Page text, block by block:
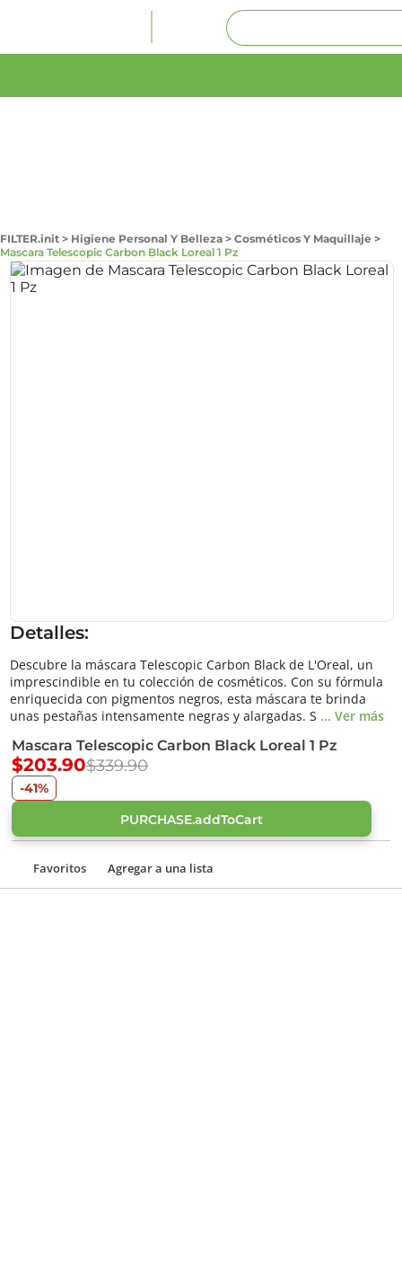
FILTER.init > Higiene Personal Y Belleza > Cosméticos Y Maquillaje >
Mascara Telescopic Carbon Black Loreal 1 Pz
Detalles:
Descubre la máscara Telescopic Carbon Black de L'Oreal, un
imprescindible en tu colección de cosméticos. Con su fórmula
enriquecida con pigmentos negros, esta máscara te brinda
unas pestañas intensamente negras y alargadas. S ... Ver más
Mascara Telescopic Carbon Black Loreal 1 Pz
$203.90$339.90
-41%
PURCHASE.addToCart
Favoritos Agregar a una lista